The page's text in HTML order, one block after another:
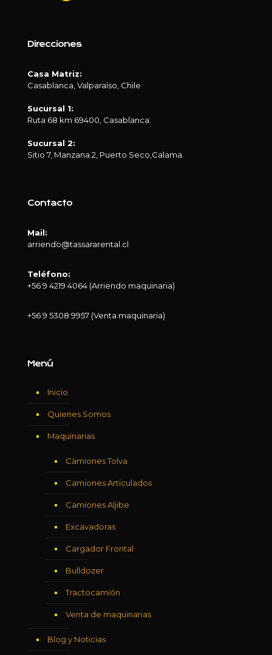
Direcciones
Casa Matriz:
Casablanca, Valparaíso, Chile
Sucursal 1:
Ruta 68 km 69400, Casablanca.
Sucursal 2:
Sitio 7, Manzana 2, Puerto Seco,Calama.
Contacto
Mail:
arriendo@tassararental.cl
Teléfono:
+56 9 4219 4064 (Arriendo maquinaria)
+56 9 5308 9957 (Venta maquinaria)
Menú
Inicio
Quienes Somos
Maquinarias
Camiones Tolva
Camiones Articulados
Camiones Aljibe
Excavadoras
Cargador Frontal
Bulldozer
Tractocamión
Venta de maquinarias
Blog y Noticias